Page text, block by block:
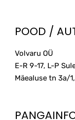
POOD /
Volvaru OÜ
E-R 9-17, L-P
Mäealuse tn 3a/